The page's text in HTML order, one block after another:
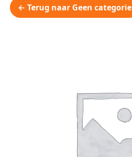
← Terug naar Geen categorie